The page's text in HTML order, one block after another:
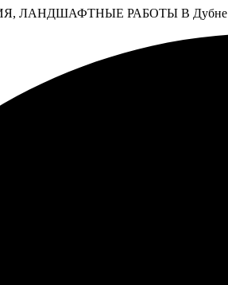
ЛАНДШАФТНЫЕ РАБОТЫ В Дубне